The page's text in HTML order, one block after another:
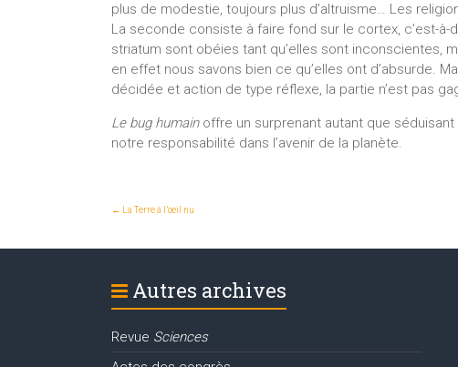
plus de modestie, toujours plus d’altruisme… Les
La seconde consiste à faire fond sur le cortex, c’est-
striatum sont obéies tant qu’elles sont inconscientes,
en effet nous savons bien ce qu’elles ont d’absurde.
décidée et action de type réflexe, la partie n’est pas
Le bug humainoffre un surprenant autant que
notre responsabilité dans l’avenir de la planète.
← La Terre à l’œil nu
Autres archives
Revue Sciences